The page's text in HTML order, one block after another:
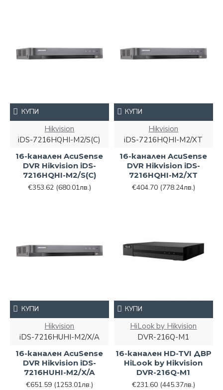
Hikvision
iDS-7216HQHI-M2/S(C)
16-канален AcuSense
DVR Hikvision iDS-
7216HQHI-M2/S(C)
€353.62 (680.01лв.)
КУПИ
Hikvision
iDS-7216HQHI-M2/XT
16-канален AcuSense
DVR Hikvision iDS-
7216HQHI-M2/XT
€404.70 (778.24лв.)
КУПИ
Hikvision
iDS-7216HUHI-M2/X/A
16-канален AcuSense
DVR Hikvision iDS-
7216HUHI-M2/X/A
€651.59 (1253.01лв.)
КУПИ
HiLook by Hikvision
DVR-216Q-M1
16-канален HD-TVI ДВР
HiLook by Hikvision
DVR-216Q-M1
€231.60 (445.37лв.)
КУПИ